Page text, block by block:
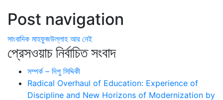
Post navigation
সাংবাদিক মাহফুজউল্লাহ আর নেই
প্রেসওয়াচ নির্বাচিত সংবাদ
সম্পর্ক – দিপু সিদ্দিকী
Radical Overhaul of Education: Experience of
Discipline and New Horizons of Modernization by